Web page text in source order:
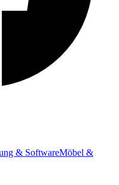
& SoftwareMöbel &